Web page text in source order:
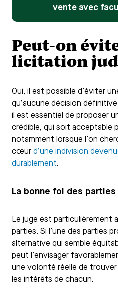
vente avec
Peut-on
licitation
Oui, il est possible d’éviter
qu’aucune décision
il est essentiel de proposer
crédible, qui soit acceptable
notamment lorsque l’on
cœur d’une indivision
durablement.
La bonne foi des parties
Le juge est particulièrement
parties. Si l’une des parties
alternative qui semble
peut l’envisager
une volonté réelle de
les intérêts de chacun.